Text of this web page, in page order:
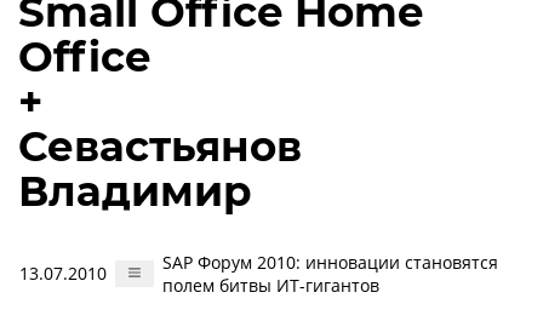
Small Office Home
Office
+
Севастьянов
Владимир
13.07.2010
SAP Форум 2010: инновации становятся
полем битвы ИТ-гигантов